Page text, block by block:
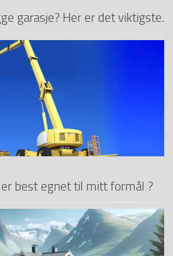
garasje? Her er det viktigste.
best egnet til mitt formål ?